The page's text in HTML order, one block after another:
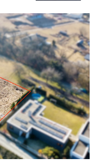
Virtuálna
prehliadka